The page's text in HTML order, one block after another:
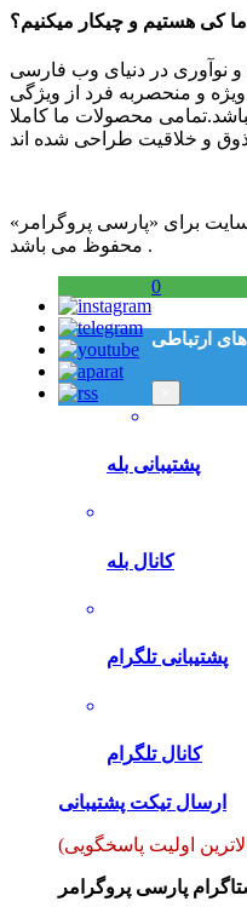
ما کی هستیم و چیکار میکنیم؟
نوآوری در دنیای وب فارسی
و منحصربه فرد از ویژگی
محصولات ما کاملا
برای «پارسی پروگرامر»
محفوظ می باشد .
0
ارتباطی
پشتیبانی بله
کانال بله
پشتیبانی تلگرام
کانال تلگرام
ارسال تیکت پشتیبانی
پارسی پروگرامر